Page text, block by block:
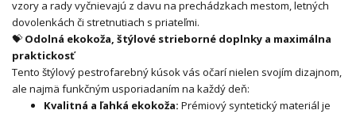
vzory a rady vyčnievajú z davu na prechádzkach mestom, letných
dovolenkách či stretnutiach s priateľmi.
💝Odolná ekokoža, štýlové strieborné doplnky a maximálna
praktickosť
Tento štýlový pestrofarebný kúsok vás očarí nielen svojím dizajnom,
ale najmä funkčným usporiadaním na každý deň:
Kvalitná a ľahká ekokoža: Prémiový syntetický materiál je